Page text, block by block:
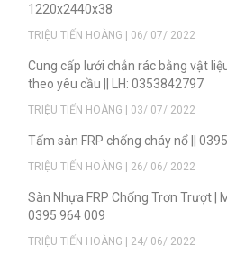
1220x2440x38
TRIỆU TIẾN HOÀNG | 06/ 07/ 2022
Cung cấp lưới chắn rác bằng vật
theo yêu cầu || LH: 0353842797
TRIỆU TIẾN HOÀNG | 03/ 07/ 2022
Tấm sàn FRP chống cháy nổ ||
TRIỆU TIẾN HOÀNG | 26/ 06/ 2022
Sàn Nhựa FRP Chống Trơn Trượt |
0395 964 009
TRIỆU TIẾN HOÀNG | 24/ 06/ 2022